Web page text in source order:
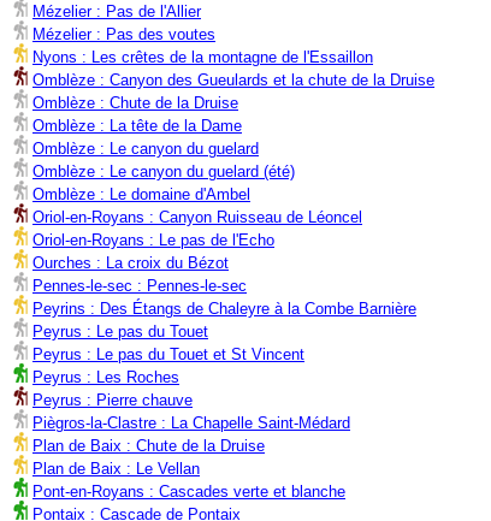
Mézelier : Pas de l'Allier
Mézelier : Pas des voutes
Nyons : Les crêtes de la montagne de l'Essaillon
Omblèze : Canyon des Gueulards et la chute de la Druise
Omblèze : Chute de la Druise
Omblèze : La tête de la Dame
Omblèze : Le canyon du guelard
Omblèze : Le canyon du guelard (été)
Omblèze : Le domaine d'Ambel
Oriol-en-Royans : Canyon Ruisseau de Léoncel
Oriol-en-Royans : Le pas de l'Echo
Ourches : La croix du Bézot
Pennes-le-sec : Pennes-le-sec
Peyrins : Des Étangs de Chaleyre à la Combe Barnière
Peyrus : Le pas du Touet
Peyrus : Le pas du Touet et St Vincent
Peyrus : Les Roches
Peyrus : Pierre chauve
Piègros-la-Clastre : La Chapelle Saint-Médard
Plan de Baix : Chute de la Druise
Plan de Baix : Le Vellan
Pont-en-Royans : Cascades verte et blanche
Pontaix : Cascade de Pontaix